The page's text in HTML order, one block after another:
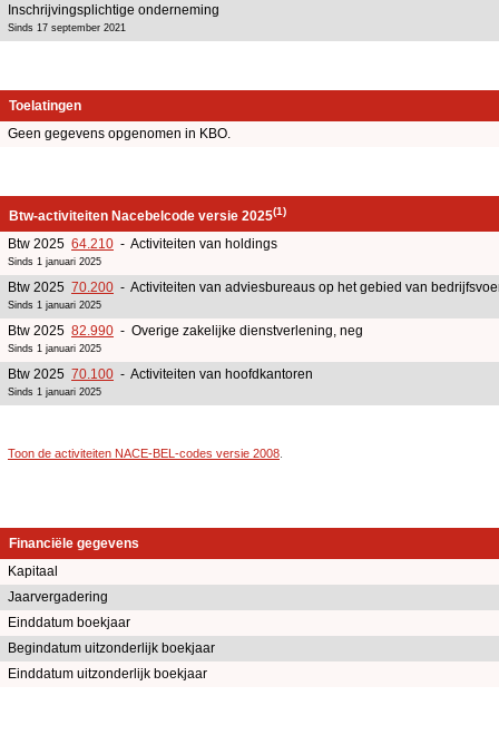
Inschrijvingsplichtige onderneming
Sinds 17 september 2021
Toelatingen
Geen gegevens opgenomen in KBO.
Btw-activiteiten Nacebelcode versie 2025(1)
Btw 2025 64.210 - Activiteiten van holdings
Sinds 1 januari 2025
Btw 2025 70.200 - Activiteiten van adviesbureaus op het gebied van
Sinds 1 januari 2025
Btw 2025 82.990 - Overige zakelijke dienstverlening, neg
Sinds 1 januari 2025
Btw 2025 70.100 - Activiteiten van hoofdkantoren
Sinds 1 januari 2025
Toon de activiteiten NACE-BEL-codes versie 2008
Financiële gegevens
Kapitaal
Jaarvergadering
Einddatum boekjaar
Begindatum uitzonderlijk boekjaar
Einddatum uitzonderlijk boekjaar